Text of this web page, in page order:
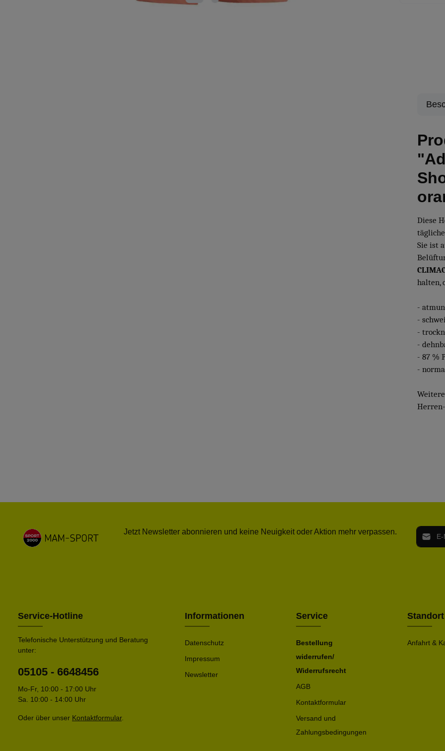
Diese
Sie ist
halten,
-
-
-
-
- 87 %
-
Jetzt Newsletter abonnieren und keine Neuigkeit oder Aktion mehr verpassen. E-Mail-
Service-Hotline
Telefonische Unterstützung und Beratung
unter:
05105 - 6648456
Mo-Fr, 10:00 - 17:00 Uhr
Sa. 10:00 - 14:00 Uhr
Oder über unser Kontaktformular.
Informationen
Datenschutz
Impressum
Newsletter
Service
Bestellung
widerrufen/
Widerrufsrecht
AGB
Kontaktformular
Versand und
Zahlungsbedingungen
Standort
Anfahrt &